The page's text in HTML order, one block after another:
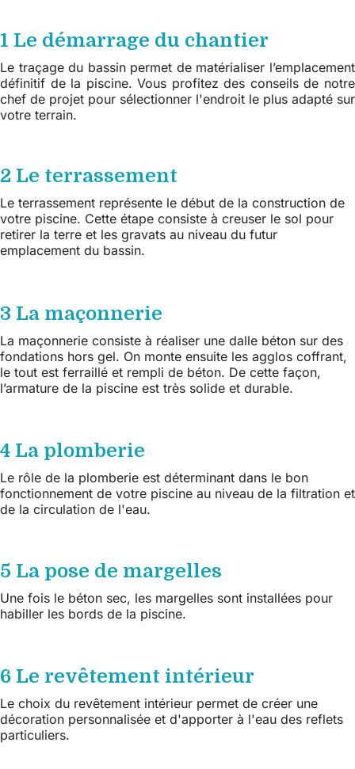
1 Le démarrage du chantier
Le traçage du bassin permet de matérialiser l’emplacement
définitif de la piscine. Vous profitez des conseils de notre
chef de projet pour sélectionner l'endroit le plus adapté sur
votre terrain.
2 Le terrassement
Le terrassement représente le début de la construction de
votre piscine. Cette étape consiste à creuser le sol pour
retirer la terre et les gravats au niveau du futur
emplacement du bassin.
3 La maçonnerie
La maçonnerie consiste à réaliser une dalle béton sur des
fondations hors gel. On monte ensuite les agglos coffrant,
le tout est ferraillé et rempli de béton. De cette façon,
l’armature de la piscine est très solide et durable.
4 La plomberie
Le rôle de la plomberie est déterminant dans le bon
fonctionnement de votre piscine au niveau de la filtration et
de la circulation de l'eau.
5 La pose de margelles
Une fois le béton sec, les margelles sont installées pour
habiller les bords de la piscine.
6 Le revêtement intérieur
Le choix du revêtement intérieur permet de créer une
décoration personnalisée et d'apporter à l'eau des reflets
particuliers.